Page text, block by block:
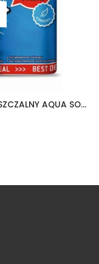
THETFORD PAPIER TOALETOWY ROZPUSZCZALNY AQUA SOFT 6 ROLEK